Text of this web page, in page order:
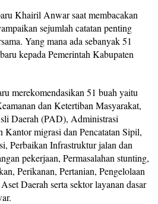
Khairil Anwar saat membacakan
sejumlah catatan penting
Yang mana ada sebanyak 51
kepada Pemerintah Kabupaten
merekomendasikan 51 buah yaitu
dan Ketertiban Masyarakat,
Daerah (PAD), Administrasi
Kantor migrasi dan Pencatatan Sipil,
Perbaikan Infrastruktur jalan dan
pekerjaan, Permasalahan stunting,
Perikanan, Pertanian, Pengelolaan
Daerah serta sektor layanan dasar